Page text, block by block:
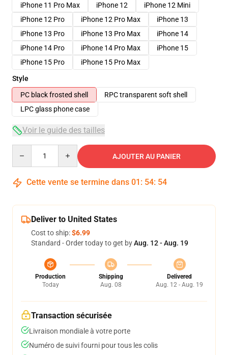
iPhone 11 Pro Max
iPhone 12
iPhone 12 Mini
iPhone 12 Pro
iPhone 12 Pro Max
iPhone 13
iPhone 13 Pro
iPhone 13 Pro Max
iPhone 14
iPhone 14 Pro
iPhone 14 Pro Max
iPhone 15
iPhone 15 Pro
iPhone 15 Pro Max
Style
PC black frosted shell
RPC transparent soft shell
LPC glass phone case
Voir le guide des tailles
AJOUTER AU PANIER
Cette vente se termine dans 01 : 54: 54
Deliver to United States
Cost to ship:$6.99
Standard - Order today to get byAug. 12 - Aug. 19
Production
Today
Shipping
Aug. 08
Delivered
Aug. 12 - Aug. 19
Transaction sécurisée
Livraison mondiale à votre porte
Numéro de suivi fourni pour tous les colis